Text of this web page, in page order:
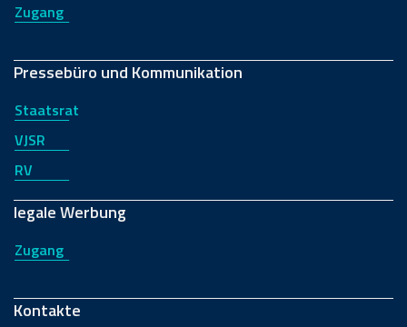
Zugang
Pressebüro und Kommunikation
Staatsrat
VJSR
RV
legale Werbung
Zugang
Kontakte